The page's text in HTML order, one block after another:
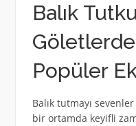
Balık
Göletlerde
Popüler
Balık tutmayı
bir ortamda keyifli